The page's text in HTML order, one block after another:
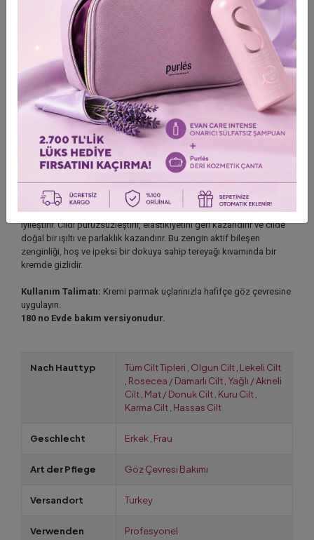
Kapasite: 3 x 1 ml
Gelişmiş aktif bileşenlere dayanan son derece etkili bir formül, göz
çevresindeki cildin görünümünü önemli ölçüde iyileştirir. Kremde
kullanılan ekzosomlar, fibroblast göçünü teşvik ederek ve hücre
yenilenmesini uyararak cilt yenilenme sürecini destekler. Sonuç
olarak, bu ürün daha invaziv tedavilerden (örneğin mikroiğneleme)
sonra mükemmeldir ve etkilerin daha hızlı ortaya çıkmasını
destekler. Krem çok yönlü etki sağlar. Formülde bulunan Matrixyl ve
retinyl palmitat, yüzeysel kırışıklıkların derinliğini en aza indirir.
Seramidler, hidrolipid bariyerini yeniden oluşturarak uzun süreli
rahatlık ve nemlendirme sağlar. Siyah çay fermantasyonundan elde
edilen bir ürün olan Kombuchka ise glikasyonun zararlı etkilerini
etkili bir şekilde azaltarak göz çevresindeki cildin durumunu
iyileştirir. Cildi pürüzsüzleştirir, elastikiyetini geri kazandırır ve cilde
doğal bir ışıltı ve parlaklık kazandırır. Bu zengin aktif bileşen
zenginliği, hoş ve ipeksi bir dokuya sahip tereyağı kıvamında bir
kremde gizlidir.
Kullanım Talimatı: Kremi parmak uçlarınızla hafifçe göz çevresine
uygulayın.
180 no Evde bakım versiyonudur.
Nach Hauttyp Tüm Cilt Tipleri Olgun Cilt Lekeli Cilt
Rosecea / Damarlı Cilt Yağlı / Akneli
Cilt Mat / Donuk Cilt Kuru Cilt
Karma Cilt Hassas Cilt
Geschlecht Erkek Frau
Art der Pflege Göz Çevresi Bakımı
Versandort Turkey
Verwenden Profesyonel